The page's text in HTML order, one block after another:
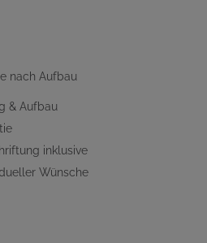
nach Aufbau
& Aufbau
inklusive
Wünsche